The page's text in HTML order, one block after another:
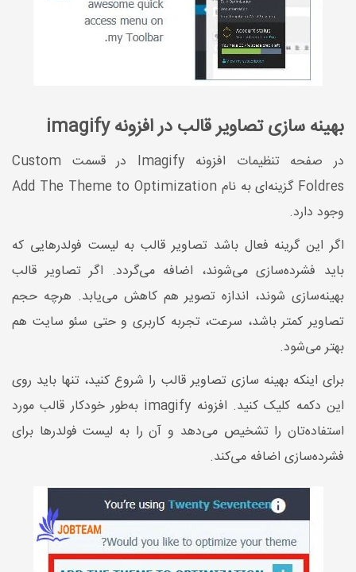
بهینه سازی تصاویر قالب در افزونه imagify
در صفحه تنظیمات افزونه Imagify در قسمت Custom
Foldres گزینه‌ای به نام Add The Theme to Optimization
وجود دارد.
اگر این گرینه فعال باشد تصاویر قالب به لیست فولدرهایی که
باید فشرده‌سازی می‌شوند، اضافه می‌گردد. اگر تصاویر قالب
بهینه‌سازی شوند، اندازه تصویر هم کاهش می‌یابد. هرچه حجم
تصاویر کمتر باشد، سرعت، تجربه کاربری و حتی سئو سایت هم
بهتر می‌شود.
برای اینکه بهینه سازی تصاویر قالب را شروع کنید، تنها باید روی
این دکمه کلیک کنید. افزونه imagify به‌طور خودکار قالب مورد
استفاده‌تان را تشخیص می‌دهد و آن را به لیست فولدرها برای
فشرده‌سازی اضافه می‌کند.